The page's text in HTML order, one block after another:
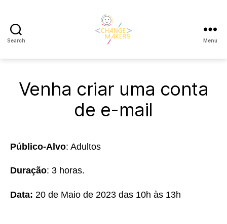
Search
Makers
Menu
Venha criar uma conta
de e-mail
Público-Alvo: Adultos
Duração: 3 horas.
Data: 20 de Maio de 2023 das 10h às 13h